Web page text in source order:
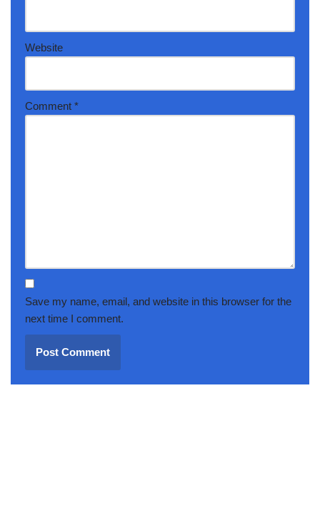
Website
Comment *
Save my name, email, and website in this browser for the
next time I comment.